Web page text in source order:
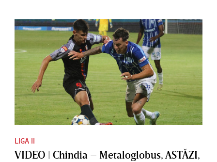
LIGA II
VIDEO | Chindia – Metaloglobus, ASTĂZI,